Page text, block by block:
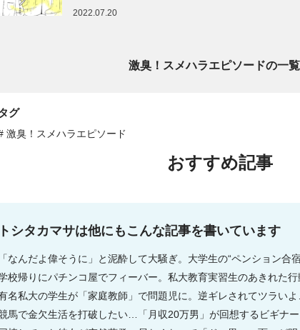
2022.07.20
激臭！スメハラエピソードの一
グ
激臭！スメハラエピソード
おすすめ記事
トシタカマサは他にもこんな記事を書いています
「なんだよ偉そうに」と泥酔して大騒ぎ。大学生の“ペンション合
校帰りにパチンコ屋でフィーバー。私大教育実習生のあきれた行
名私大の学生が「家庭教師」で問題児に。逆ギレされてツラい
馬で金欠生活を打破したい…「月収20万男」が回想するビギナ